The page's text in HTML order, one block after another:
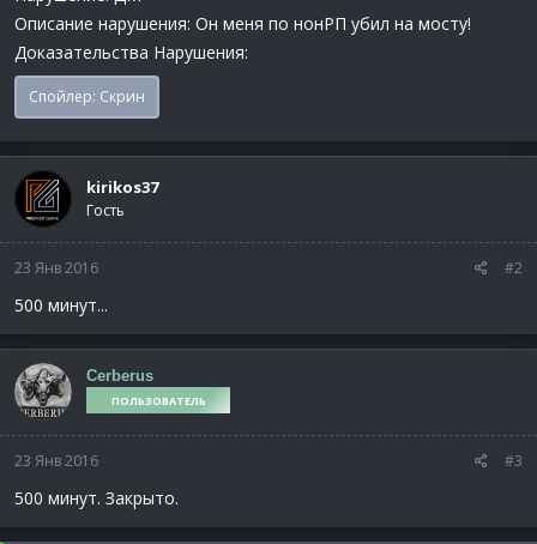
Описание нарушения: Он меня по нонРП убил на мосту!
Доказательства Нарушения:
Спойлер: Скрин
kirikos37
Гость
23 Янв 2016 #2
500 минут...
Cerberus
ПОЛЬЗОВАТЕЛЬ
23 Янв 2016 #3
500 минут. Закрыто.